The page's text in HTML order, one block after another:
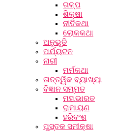
ଗଳ୍ପ
ଶିକ୍ଷା
ନୀତିକଥା
ଲୋକକଥା
ଅନୁଭୂତି
ପର୍ଯ୍ୟଟନ
ନାରୀ
ମର୍ମକଥା
ତାତ୍ତ୍ୱିକ ବ୍ୟାଖ୍ୟା
ବିଜ୍ଞାନ ସମ୍ମତ
ମହାଭାରତ
ରାମାୟଣ
ହରିବଂଶ
ପୁସ୍ତକ ସମୀକ୍ଷା